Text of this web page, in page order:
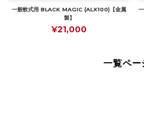
一般軟式用 BLACK MAGIC (ALX100)【金属
製】
¥21,000
一覧ペー